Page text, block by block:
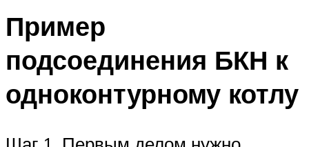
Пример
подсоединения БКН к
одноконтурному котлу